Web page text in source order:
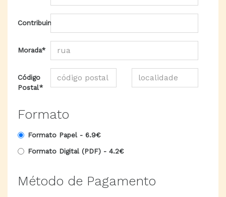
Contribuinte*
Morada*
Código
Postal*
Formato
Formato Papel - 6.9€
Formato Digital (PDF) - 4.2€
Método de Pagamento